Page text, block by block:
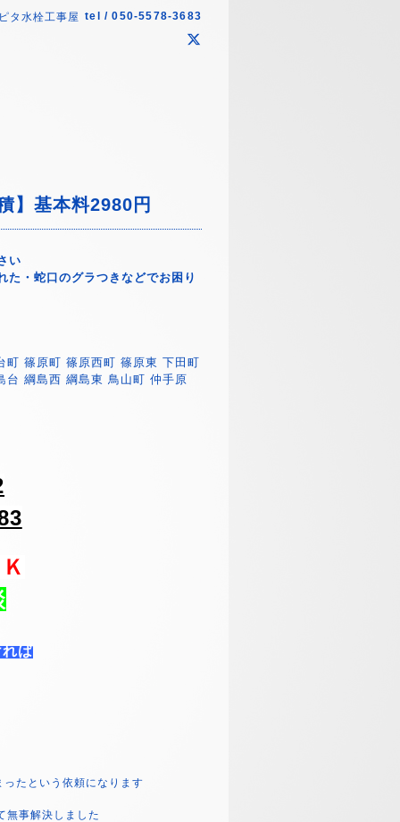
タ水栓工事屋 tel / 050-5578-3683
】基本料2980円
い
た・蛇口のグラつきなどでお困り
篠原町 篠原西町 篠原東 下田町
台 綱島西 綱島東 鳥山町 仲手原
ば
たという依頼になります
無事解決しました